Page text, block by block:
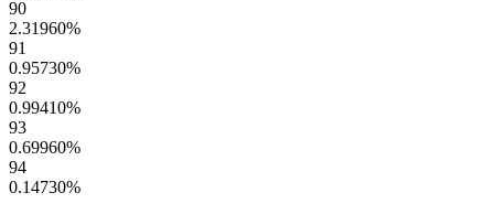
90
2.31960%
91
0.95730%
92
0.99410%
93
0.69960%
94
0.14730%